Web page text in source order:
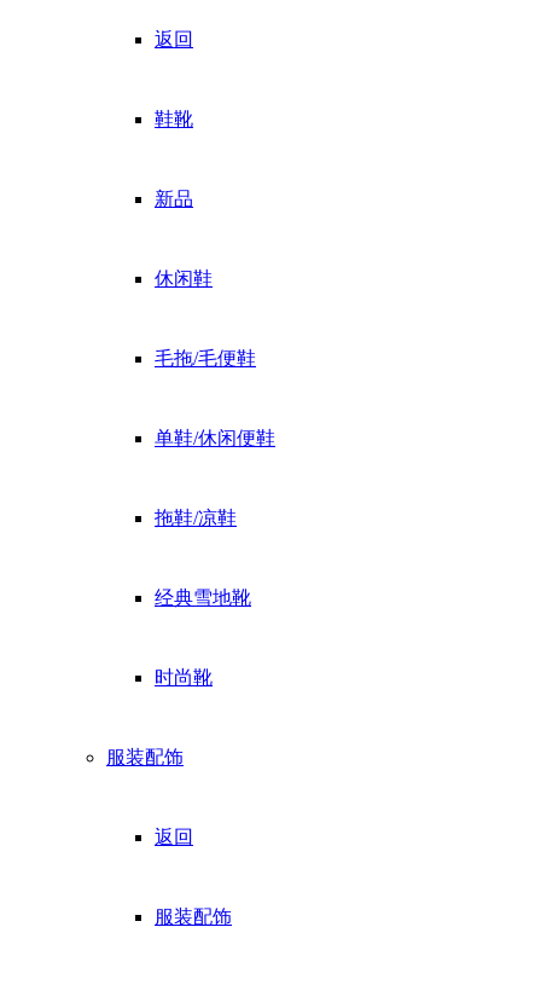
返回
鞋靴
新品
休闲鞋
毛拖/毛便鞋
单鞋/休闲便鞋
拖鞋/凉鞋
经典雪地靴
时尚靴
服装配饰
返回
服装配饰